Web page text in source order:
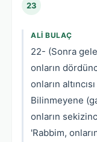
23
ALI BULAÇ
22- (Sonra
onların
onların
Bilinmeyene
onların
'Rabbim,